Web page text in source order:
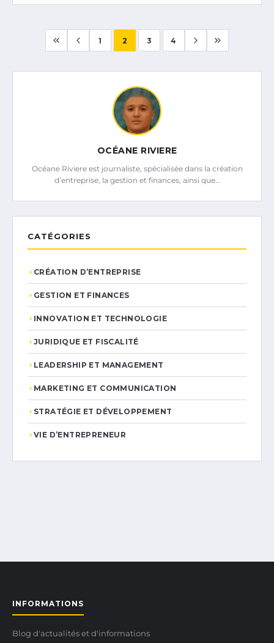
1 2 3 4
OCÉANE RIVIERE
Océane Riviere est journaliste, spécialisée dans la création
d’entreprise, la gestion et finances, ainsi que…
CATÉGORIES
CRÉATION D’ENTREPRISE
GESTION ET FINANCES
INNOVATION ET TECHNOLOGIE
JURIDIQUE ET FISCALITÉ
LEADERSHIP ET MANAGEMENT
MARKETING ET COMMUNICATION
STRATÉGIE ET DÉVELOPPEMENT
VIE D’ENTREPRENEUR
INFORMATIONS
Blog d'actualités et d'informations